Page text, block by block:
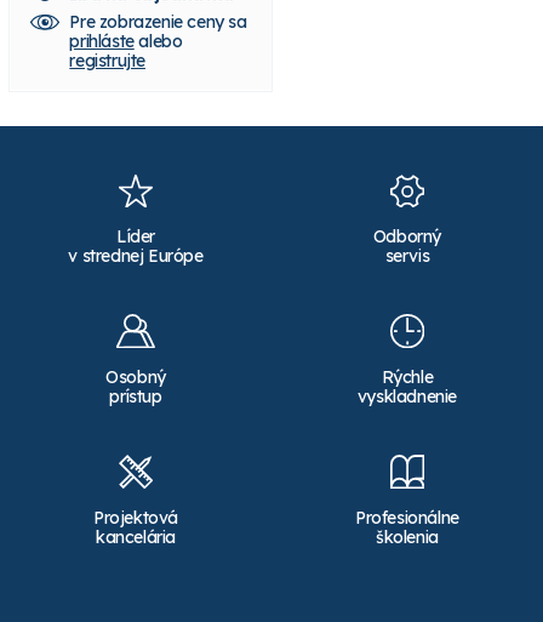
Pre zobrazenie ceny sa
prihlástealebo
registrujte
Líder
v strednej Európe
Odborný
servis
Osobný
prístup
Rýchle
vyskladnenie
Projektová
kancelária
Profesionálne
školenia